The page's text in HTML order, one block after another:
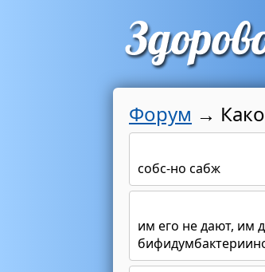
Форум →
собс-но сабж
им его не дают, им